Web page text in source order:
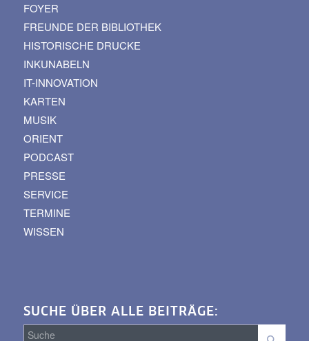
FOYER
FREUNDE DER BIBLIOTHEK
HISTORISCHE DRUCKE
INKUNABELN
IT-INNOVATION
KARTEN
MUSIK
ORIENT
PODCAST
PRESSE
SERVICE
TERMINE
WISSEN
SUCHE ÜBER ALLE BEITRÄGE: